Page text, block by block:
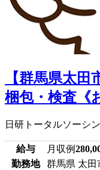
【群馬県太
梱包・検査《
日研トータルソーシ
給与 月収例
勤務地
群馬県 太田